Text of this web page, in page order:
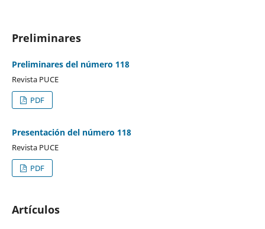
Preliminares
Preliminares del número 118
Revista PUCE
PDF
Presentación del número 118
Revista PUCE
PDF
Artículos